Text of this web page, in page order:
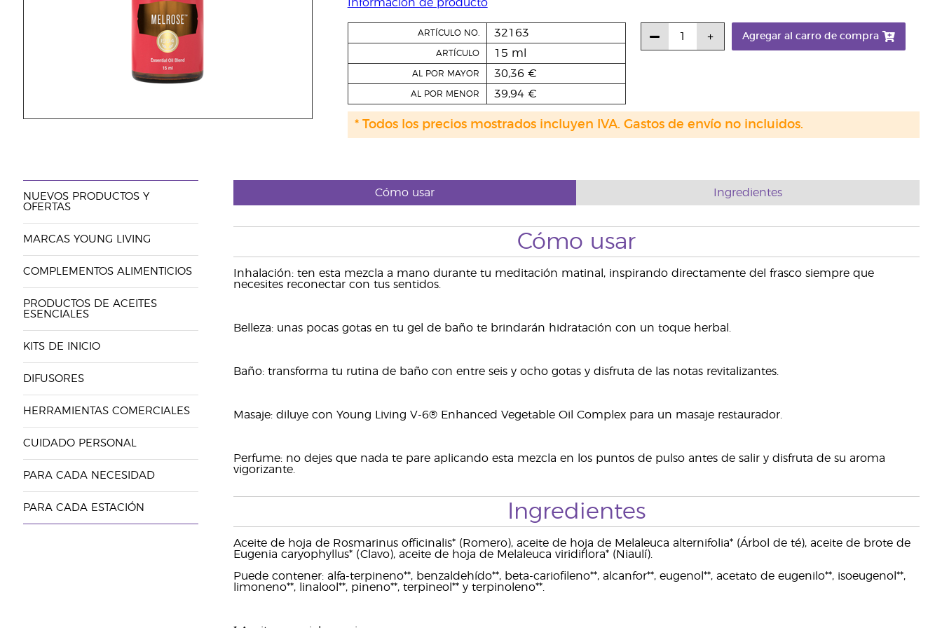
Información de producto
ARTÍCULO NO. 32163
ARTÍCULO 15 ml
AL POR MAYOR 30,36 €
AL POR MENOR 39,94 €
Agregar al carro de compra
* Todos los precios mostrados incluyen IVA. Gastos de envío no incluidos.
NUEVOS PRODUCTOS Y
OFERTAS
MARCAS YOUNG LIVING
COMPLEMENTOS ALIMENTICIOS
PRODUCTOS DE ACEITES
ESENCIALES
KITS DE INICIO
DIFUSORES
HERRAMIENTAS COMERCIALES
CUIDADO PERSONAL
PARA CADA NECESIDAD
PARA CADA ESTACIÓN
Cómo usar Ingredientes
Cómo usar
Inhalación: ten esta mezcla a mano durante tu meditación matinal, inspirando directamente del frasco siempre que
necesites reconectar con tus sentidos.
Belleza: unas pocas gotas en tu gel de baño te brindarán hidratación con un toque herbal.
Baño: transforma tu rutina de baño con entre seis y ocho gotas y disfruta de las notas revitalizantes.
Masaje: diluye con Young Living V-6® Enhanced Vegetable Oil Complex para un masaje restaurador.
Perfume: no dejes que nada te pare aplicando esta mezcla en los puntos de pulso antes de salir y disfruta de su aroma
vigorizante.
Ingredientes
Aceite de hoja de Rosmarinus officinalis* (Romero), aceite de hoja de Melaleuca alternifolia* (Árbol de té), aceite de brote de
Eugenia caryophyllus* (Clavo), aceite de hoja de Melaleuca viridiflora* (Niaulí).
Puede contener: alfa-terpineno**, benzaldehído**, beta-cariofileno**, alcanfor**, eugenol**, acetato de eugenilo**, isoeugenol**,
limoneno**, linalool**, pineno**, terpineol** y terpinoleno**.